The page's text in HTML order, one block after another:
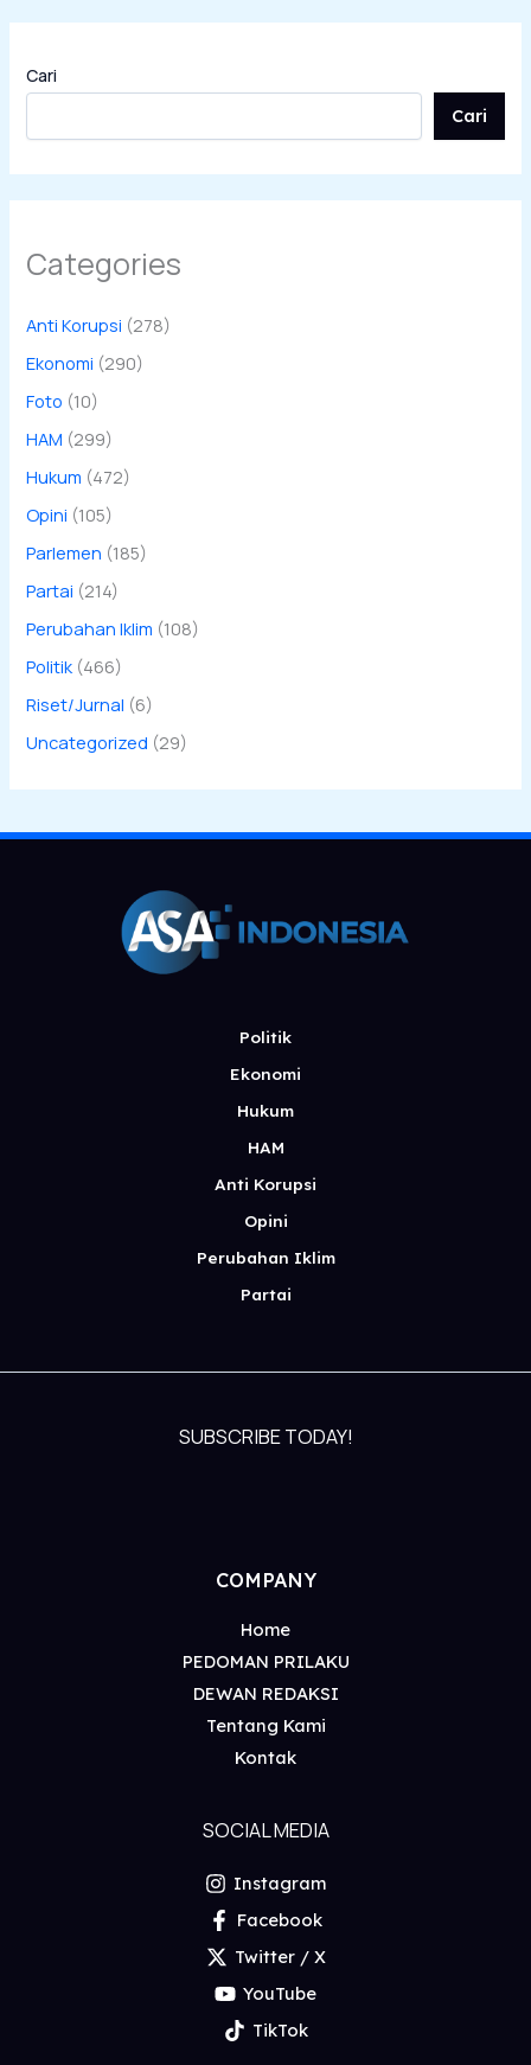
Cari
Cari
Categories
Anti Korupsi (278)
Ekonomi (290)
Foto (10)
HAM (299)
Hukum (472)
Opini (105)
Parlemen (185)
Partai (214)
Perubahan Iklim (108)
Politik (466)
Riset/Jurnal (6)
Uncategorized (29)
Politik
Ekonomi
Hukum
HAM
Anti Korupsi
Opini
Perubahan Iklim
Partai
SUBSCRIBE TODAY!
COMPANY
Home
PEDOMAN PRILAKU
DEWAN REDAKSI
Tentang Kami
Kontak
SOCIAL MEDIA
Instagram
Facebook
Twitter / X
YouTube
TikTok